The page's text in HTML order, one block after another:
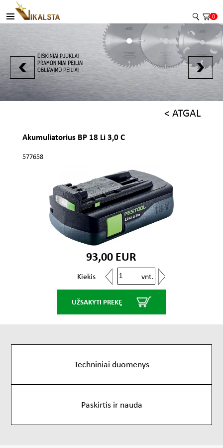
0
< ATGAL
Akumuliatorius BP 18 Li 3,0 C
577658
93,00 EUR
Kiekis vnt.
UŽSAKYTI PREKĘ
Techniniai duomenys
Paskirtis ir nauda